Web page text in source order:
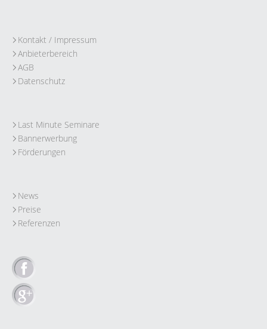
Kontakt / Impressum
Anbieterbereich
AGB
Datenschutz
Last Minute Seminare
Bannerwerbung
Förderungen
News
Preise
Referenzen